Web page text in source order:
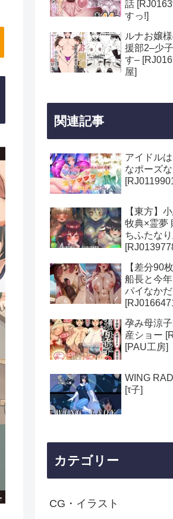
話
すっ!]
ルナお嬢
援部2–少
す–
屋]
関連記事
アイドル
なポーズ
【東方】
牧典×霊夢
ちふたな
【差分90
船長と今
パイなか
孕み母涼
産ショー
[PAU工房]
WING
[τ子]
カテゴリー
CG・イラスト